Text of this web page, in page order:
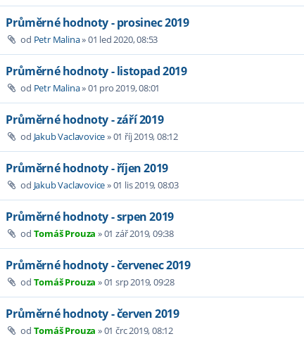
Průměrné hodnoty - prosinec 2019
od Petr Malina»01 led 2020, 08:53
Průměrné hodnoty - listopad 2019
od Petr Malina»01 pro 2019, 08:01
Průměrné hodnoty - září 2019
od Jakub Vaclavovice»01 říj 2019, 08:12
Průměrné hodnoty - říjen 2019
od Jakub Vaclavovice»01 lis 2019, 08:03
Průměrné hodnoty - srpen 2019
od Tomáš Prouza »01 zář 2019, 09:38
Průměrné hodnoty - červenec 2019
od Tomáš Prouza »01 srp 2019, 09:28
Průměrné hodnoty - červen 2019
od Tomáš Prouza »01 črc 2019, 08:12